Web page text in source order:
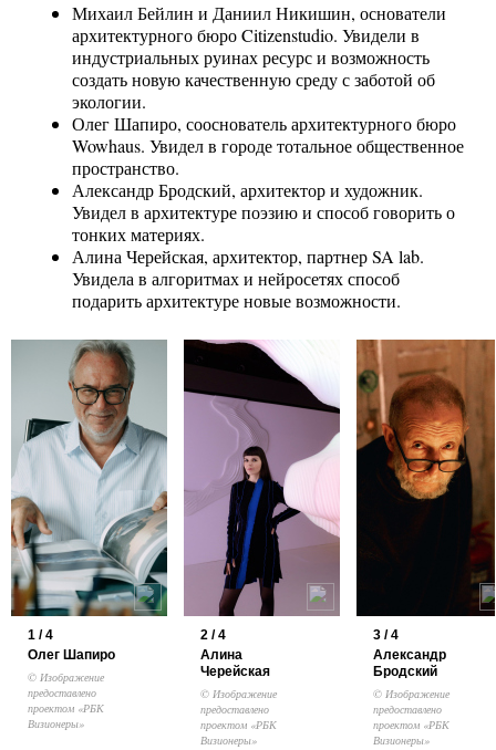
Михаил Бейлин и Даниил Никишин, основатели
архитектурного бюро Citizenstudio. Увидели в
индустриальных руинах ресурс и возможность
создать новую качественную среду с заботой об
экологии.
Олег Шапиро, сооснователь архитектурного бюро
Wowhaus. Увидел в городе тотальное общественное
пространство.
Александр Бродский, архитектор и художник.
Увидел в архитектуре поэзию и способ говорить о
тонких материях.
Алина Черейская, архитектор, партнер SA lab.
Увидела в алгоритмах и нейросетях способ
подарить архитектуре новые возможности.
1 / 4
Олег Шапиро
© Изображение
предоставлено
проектом «РБК
Визионеры»
2 / 4
Алина
Черейская
© Изображение
предоставлено
проектом «РБК
Визионеры»
3 / 4
Александр
Бродский
© Изображение
предоставлено
проектом «РБК
Визионеры»